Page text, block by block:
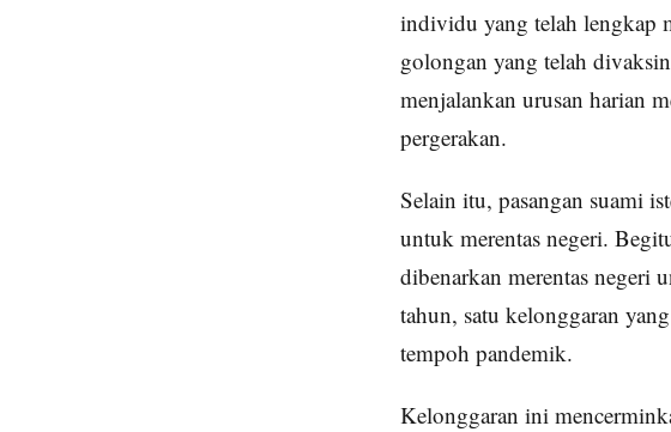
individu yang telah lengkap
golongan yang telah
menjalankan urusan harian
pergerakan.
Selain itu, pasangan suami
untuk merentas negeri.
dibenarkan merentas negeri
tahun, satu kelonggaran
tempoh pandemik.
Kelonggaran ini